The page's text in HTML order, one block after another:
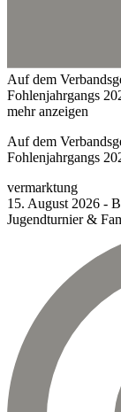
Auf dem
Fohlenjahrgangs
mehr anzeigen
Auf dem
Fohlenjahrgangs
vermarktung
15. August 2026 -
Jugendturnier &